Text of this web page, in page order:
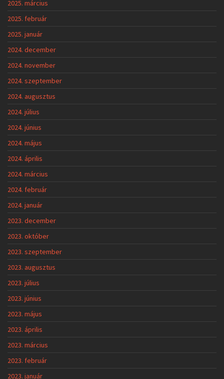
2025. március
2025. február
2025. január
2024. december
2024. november
2024. szeptember
2024. augusztus
2024. július
2024. június
2024. május
2024. április
2024. március
2024. február
2024. január
2023. december
2023. október
2023. szeptember
2023. augusztus
2023. július
2023. június
2023. május
2023. április
2023. március
2023. február
2023. január